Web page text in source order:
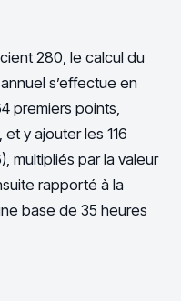
280, le calcul du
s’effectue en
premiers points,
y ajouter les 116
multipliés par la valeur
rapporté à la
base de 35 heures